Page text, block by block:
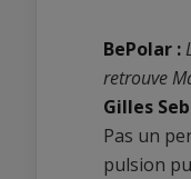
BePolar :
retrouve
Gilles
Pas un
pulsion